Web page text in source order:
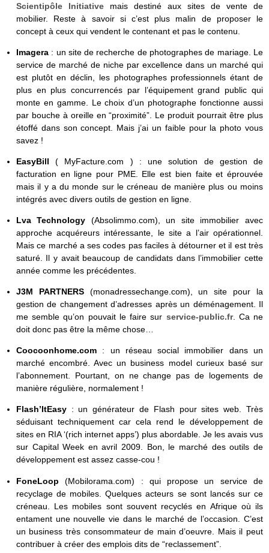
Scientipôle Initiativemais destiné aux sites de vente de
mobilier. Reste à savoir si c’est plus malin de proposer le
concept à ceux qui vendent le contenant et pas le contenu.
Imagera : un site de recherche de photographes de mariage. Le
service de marché de niche par excellence dans un marché qui
est plutôt en déclin, les photographes professionnels étant de
plus en plus concurrencés par l’équipement grand public qui
monte en gamme. Le choix d’un photographe fonctionne aussi
par bouche à oreille en “proximité”. Le produit pourrait être plus
étoffé dans son concept. Mais j’ai un faible pour la photo vous
savez !
EasyBill( MyFacture.com ) : une solution de gestion de
facturation en ligne pour PME. Elle est bien faite et éprouvée
mais il y a du monde sur le créneau de manière plus ou moins
intégrés avec divers outils de gestion en ligne.
Lva Technology (Absolimmo.com), un site immobilier avec
approche acquéreurs intéressante, le site a l’air opérationnel.
Mais ce marché a ses codes pas faciles à détourner et il est très
saturé. Il y avait beaucoup de candidats dans l’immobilier cette
année comme les précédentes.
J3M PARTNERS (monadressechange.com), un site pour la
gestion de changement d’adresses après un déménagement. Il
me semble qu’on pouvait le faire sur service-public.fr. Ca ne
doit donc pas être la même chose…
Coocoonhome.com : un réseau social immobilier dans un
marché encombré. Avec un business model curieux basé sur
l’abonnement. Pourtant, on ne change pas de logements de
manière régulière, normalement !
Flash’ItEasy : un générateur de Flash pour sites web. Très
séduisant techniquement car cela rend le développement de
sites en RIA ‘(rich internet apps’) plus abordable. Je les avais vus
sur Capital Week en avril 2009. Bon, le marché des outils de
développement est assez casse-cou !
FoneLoop(Mobilorama.com) : qui propose un service de
recyclage de mobiles. Quelques acteurs se sont lancés sur ce
créneau. Les mobiles sont souvent recyclés en Afrique où ils
entament une nouvelle vie dans le marché de l’occasion. C’est
un business très consommateur de main d’oeuvre. Mais il peut
contribuer à créer des emplois dits de “reclassement”.